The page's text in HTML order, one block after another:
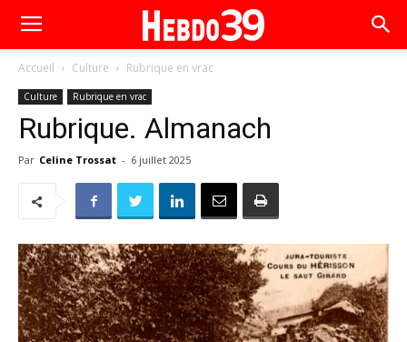
Accueil Culture Rubrique en vrac
Culture Rubrique en vrac
Rubrique. Almanach
Par Celine Trossat - 6 juillet 2025